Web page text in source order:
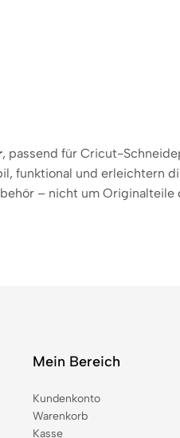
, passend für Cricut-
funktional und erleichtern
– nicht um Originalteile
Mein Bereich
Kundenkonto
Warenkorb
Kasse